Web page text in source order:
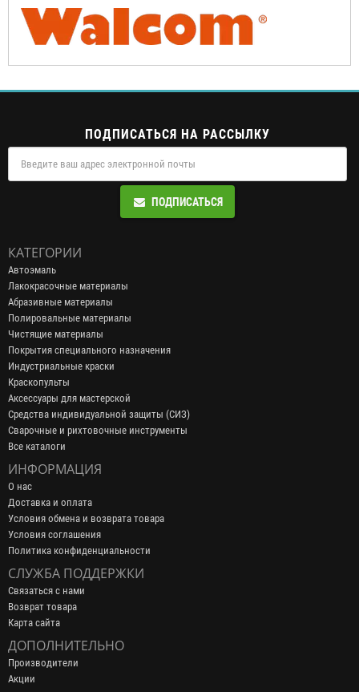
ПОДПИСАТЬСЯ НА РАССЫЛКУ
ПОДПИСАТЬСЯ
КАТЕГОРИИ
Автоэмаль
Лакокрасочные материалы
Абразивные материалы
Полировальные материалы
Чистящие материалы
Покрытия специального назначения
Индустриальные краски
Краскопульты
Аксессуары для мастерской
Средства индивидуальной защиты (СИЗ)
Сварочные и рихтовочные инструменты
Все каталоги
ИНФОРМАЦИЯ
О нас
Доставка и оплата
Условия обмена и возврата товара
Условия соглашения
Политика конфиденциальности
СЛУЖБА ПОДДЕРЖКИ
Связаться с нами
Возврат товара
Карта сайта
ДОПОЛНИТЕЛЬНО
Производители
Акции